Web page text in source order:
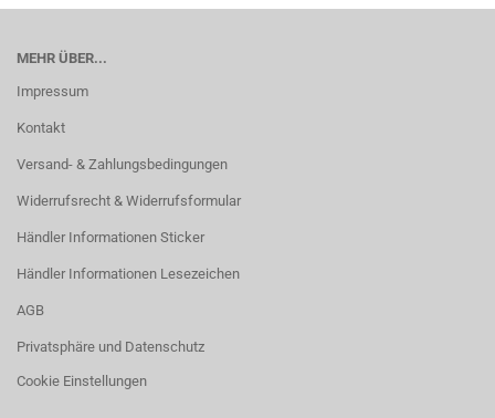
MEHR ÜBER...
Impressum
Kontakt
Versand- & Zahlungsbedingungen
Widerrufsrecht & Widerrufsformular
Händler Informationen Sticker
Händler Informationen Lesezeichen
AGB
Privatsphäre und Datenschutz
Cookie Einstellungen